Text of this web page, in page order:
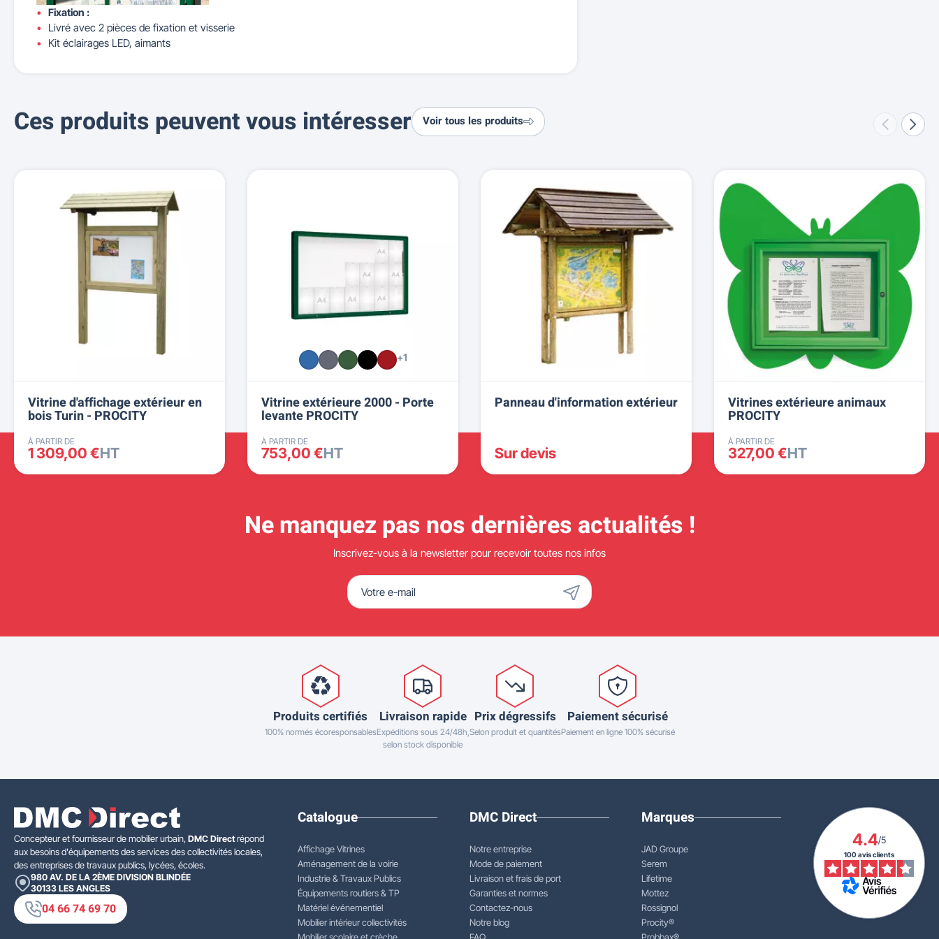
Fixation :
Livré avec 2 pièces de fixation et visserie
Kit éclairages LED, aimants
Ces produits peuvent vous intéresser Voir tous les produits
Vitrine d'affichage extérieur en
bois Turin - PROCITY
À PARTIR DE
1 309,00 €HT
+1
Vitrine extérieure 2000 - Porte
levante PROCITY
À PARTIR DE
753,00 €HT
Panneau d'information extérieur
Sur devis
Vitrines extérieure animaux
PROCITY
À PARTIR DE
327,00 €HT
Ne manquez pas nos dernières actualités !
Inscrivez-vous à la newsletter pour recevoir toutes nos infos
Produits certifiés
100% normés écoresponsables
Livraison rapide
Expéditions sous 24/48h,
selon stock disponible
Prix dégressifs
Selon produit et quantités
Paiement sécurisé
Paiement en ligne 100% sécurisé
Concepteur et fournisseur de mobilier urbain, DMC Directrépond
aux besoins d'équipements des services des collectivités locales,
des entreprises de travaux publics, lycées, écoles.
980 AV. DE LA 2ÈME DIVISION BLINDÉE
30133 LES ANGLES
04 66 74 69 70
Catalogue
Affichage Vitrines
Aménagement de la voirie
Industrie & Travaux Publics
Équipements routiers & TP
Matériel événementiel
Mobilier intérieur collectivités
DMC Direct
Notre entreprise
Mode de paiement
Livraison et frais de port
Garanties et normes
Contactez-nous
Notre blog
Marques
JAD Groupe
Serem
Lifetime
Mottez
Rossignol
Procity®
4.4/5
100 avis clients